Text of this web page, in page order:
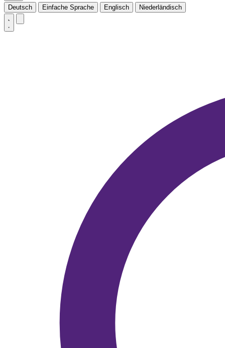
Deutsch
Einfache Sprache Englisch Niederländisch